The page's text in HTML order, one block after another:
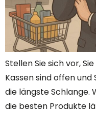
Stellen Sie sich vor,
Kassen sind offen
die längste Schlange.
die besten Produkte